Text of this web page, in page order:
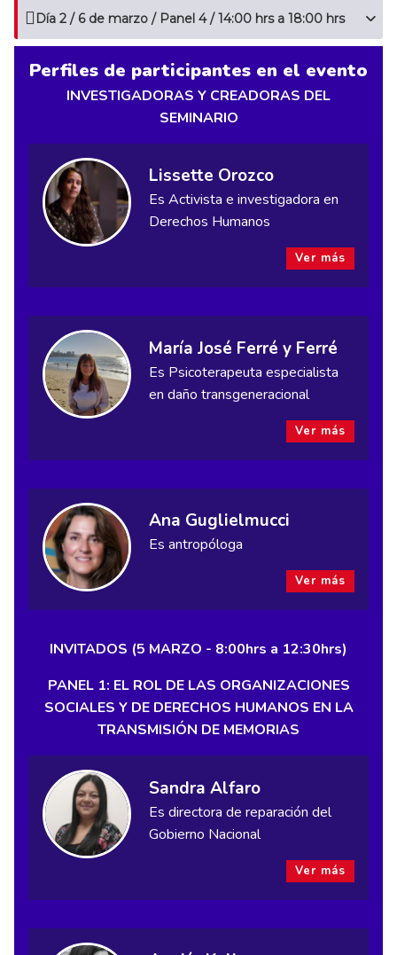
Día 2 / 6 de marzo / Panel 4 / 14:00 hrs a 18:00 hrs
Perfiles de participantes en el evento
INVESTIGADORAS Y CREADORAS DEL
SEMINARIO
Lissette Orozco
Es Activista e investigadora en
Derechos Humanos
Ver más
María José Ferré y Ferré
Es Psicoterapeuta especialista
en daño transgeneracional
Ver más
Ana Guglielmucci
Es antropóloga
Ver más
INVITADOS (5 MARZO - 8:00hrs a 12:30hrs)
PANEL 1: EL ROL DE LAS ORGANIZACIONES
SOCIALES Y DE DERECHOS HUMANOS EN LA
TRANSMISIÓN DE MEMORIAS
Sandra Alfaro
Es directora de reparación del
Gobierno Nacional
Ver más